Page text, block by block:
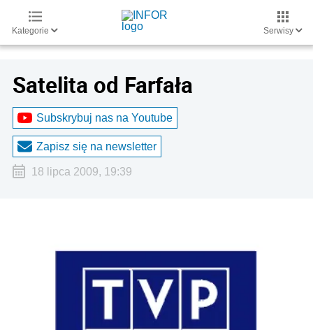
Kategorie Serwisy
Satelita od Farfała
Subskrybuj nas na Youtube
Zapisz się na newsletter
18 lipca 2009, 19:39